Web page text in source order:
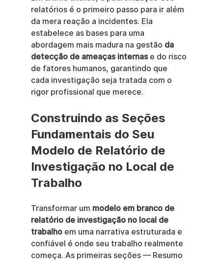
relatórios é o primeiro passo para ir além
da mera reação a incidentes. Ela
estabelece as bases para uma
abordagem mais madura na gestão da
detecção de ameaças internas e do risco
de fatores humanos, garantindo que
cada investigação seja tratada com o
rigor profissional que merece.
Construindo as Seções
Fundamentais do Seu
Modelo de Relatório de
Investigação no Local de
Trabalho
Transformar um modelo em branco de
relatório de investigação no local de
trabalho em uma narrativa estruturada e
confiável é onde seu trabalho realmente
começa. As primeiras seções — Resumo